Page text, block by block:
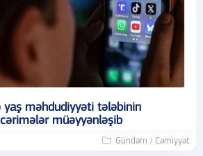
yaş məhdudiyyəti tələbinin
müəyyənləşib
Gündəm / Cəmiyyət